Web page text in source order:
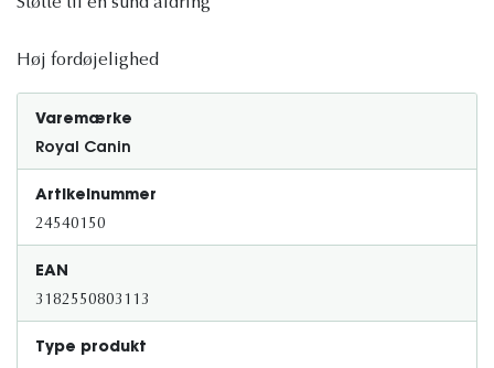
Høj fordøjelighed
Varemærke
Royal Canin
Artikelnummer
24540150
EAN
3182550803113
Type produkt